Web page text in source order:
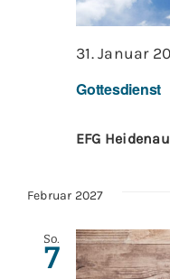
Gottesdienst
31. Januar
EFG
Februar 2027
So.
7